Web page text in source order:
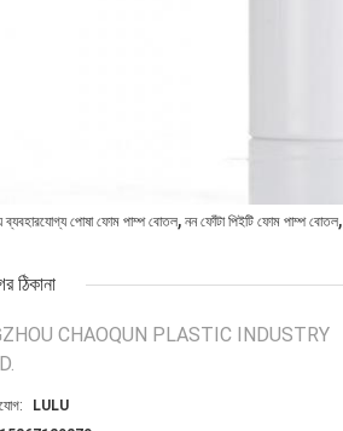
ব্যবহারযোগ্য পোষা ফোম পাম্প বোতল, নন ফোঁটা পিইটি ফোম পাম্প বোতল,
ঠিকানা
CHAOQUN PLASTIC INDUSTRY
LULU